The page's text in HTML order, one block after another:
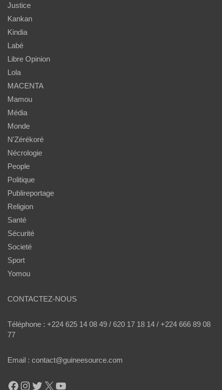
Justice
Kankan
Kindia
Labé
Libre Opinion
Lola
MACENTA
Mamou
Média
Monde
N'Zérékoré
Nécrologie
People
Politique
Publireportage
Religion
Santé
Sécurité
Societé
Sport
Yomou
CONTACTEZ-NOUS
Téléphone : +224 625 14 08 49 / 620 17 18 14 / +224 666 89 08
77
Email : contact@guineesource.com
Facebook
Instagram
Twitter
X YouTube